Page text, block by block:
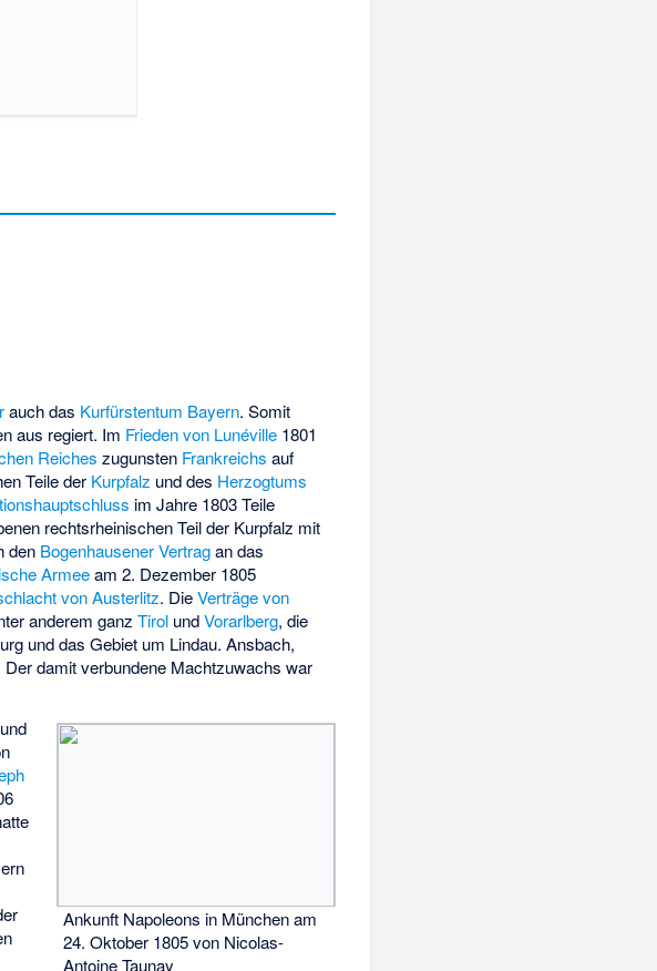
auch das Kurfürstentum Bayern. Somit
aus regiert. Im Frieden von Lunéville 1801
Reiches zugunsten Frankreichs auf
Teile der Kurpfalz und des Herzogtums
im Jahre 1803 Teile
rechtsrheinischen Teil der Kurpfalz mit
den Bogenhausener Vertragan das
Armeeam 2. Dezember 1805
von Austerlitz. DieVerträge von
anderem ganzTirol undVorarlberg, die
und das Gebiet um Lindau. Ansbach,
damit verbundene Machtzuwachs war
Ankunft Napoleons in München am
24. Oktober 1805 von Nicolas-
Antoine Taunay